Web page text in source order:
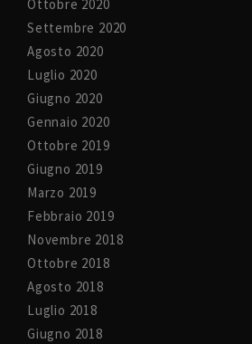
Ottobre 2020
Settembre 2020
Agosto 2020
Luglio 2020
Giugno 2020
Gennaio 2020
Ottobre 2019
Giugno 2019
Marzo 2019
Febbraio 2019
Novembre 2018
Ottobre 2018
Agosto 2018
Luglio 2018
Giugno 2018